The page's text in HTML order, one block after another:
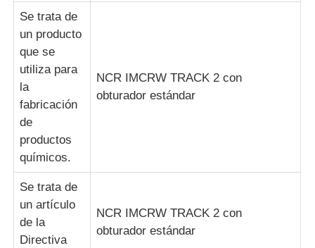
Se trata de
un producto
que se
utiliza para
la
fabricación
de
productos
químicos.
NCR IMCRW TRACK 2 con
obturador estándar
Se trata de
un artículo
de la
Directiva
NCR IMCRW TRACK 2 con
obturador estándar